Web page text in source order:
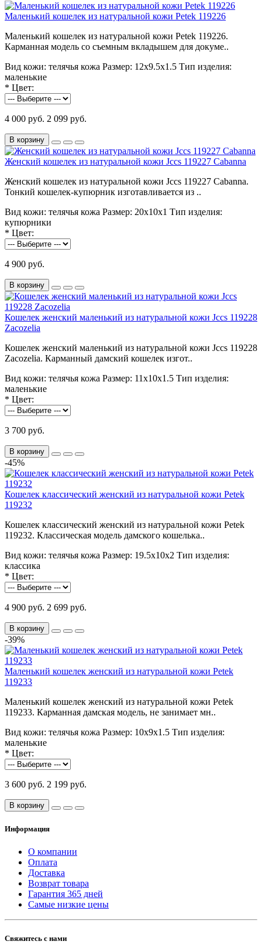
Маленький кошелек из натуральной кожи Petek 119226
Маленький кошелек из натуральной кожи Petek 119226.
Карманная модель со съемным вкладышем для докуме..
Вид кожи: телячья кожа Размер: 12х9.5х1.5 Тип изделия:
маленькие
* Цвет:
4 000 руб. 2 099 руб.
В корзину
Женский кошелек из натуральной кожи Jccs 119227 Cabanna
Женский кошелек из натуральной кожи Jccs 119227 Cabanna.
Тонкий кошелек-купюрник изготавливается из ..
Вид кожи: телячья кожа Размер: 20х10х1 Тип изделия:
купюрники
* Цвет:
4 900 руб.
В корзину
Кошелек женский маленький из натуральной кожи Jccs 119228
Zacozelia
Кошелек женский маленький из натуральной кожи Jccs 119228
Zacozelia. Карманный дамский кошелек изгот..
Вид кожи: телячья кожа Размер: 11х10х1.5 Тип изделия:
маленькие
* Цвет:
3 700 руб.
В корзину
-45%
Кошелек классический женский из натуральной кожи Petek
119232
Кошелек классический женский из натуральной кожи Petek
119232. Классическая модель дамского кошелька..
Вид кожи: телячья кожа Размер: 19.5х10х2 Тип изделия:
классика
* Цвет:
4 900 руб. 2 699 руб.
В корзину
-39%
Маленький кошелек женский из натуральной кожи Petek
119233
Маленький кошелек женский из натуральной кожи Petek
119233. Карманная дамская модель, не занимает мн..
Вид кожи: телячья кожа Размер: 10х9х1.5 Тип изделия:
маленькие
* Цвет:
3 600 руб. 2 199 руб.
В корзину
Информация
О компании
Оплата
Доставка
Возврат товара
Гарантия 365 дней
Самые низкие цены
Свяжитесь с нами